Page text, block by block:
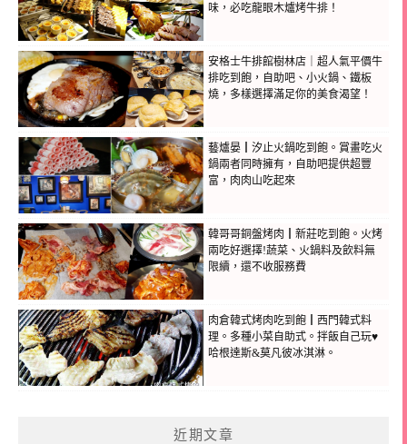
味，必吃龍眼木爐烤牛排！
安格士牛排館樹林店｜超人氣平價牛
排吃到飽，自助吧、小火鍋、鐵板
燒，多樣選擇滿足你的美食渴望！
藝爐晏┃汐止火鍋吃到飽。賞畫吃火
鍋兩者同時擁有，自助吧提供超豐
富，肉肉山吃起來
韓哥哥銅盤烤肉┃新莊吃到飽。火烤
兩吃好選擇!蔬菜、火鍋料及飲料無
限續，還不收服務費
肉倉韓式烤肉吃到飽┃西門韓式料
理。多種小菜自助式。拌飯自己玩♥
哈根達斯&莫凡彼冰淇淋。
近期文章